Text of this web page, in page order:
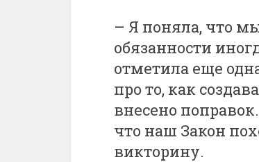
– Я поняла, что
обязанности
отметила еще
про то, как
внесено
что наш Закон
викторину.